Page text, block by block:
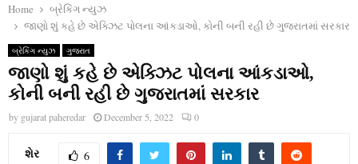
Home
બ્રેકિંગ ન્યુઝ
જાણો શું કહે છે એક્ઝિટ પોલના આંકડાઓ, કોની બની રહી છે ગુજરાતમાં સરકાર
બ્રેકિંગ ન્યુઝ ગુજરાત
જાણો શું કહે છે એક્ઝિટ પોલના આંકડાઓ,
કોની બની રહી છે ગુજરાતમાં સરકાર
by gujarat paheredar December 5, 2022 0
શેર 6